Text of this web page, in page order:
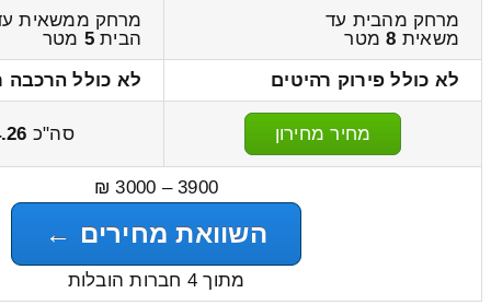
מרחק מהבית עד
משאית 8מטר
מרחק ממשאית
הבית5 מטר
לא כולל פירוק רהיטים
לא כולל הרכבה
מחיר מחירון סה"כ
3900 – 3000 ₪
השוואת מחירים ←
מתוך 4 חברות הובלות